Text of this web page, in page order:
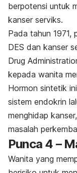
berpotensi untuk
kanser serviks.
Pada tahun 1971,
DES dan kanser
Drug
kepada wanita
Hormon sintetik
sistem endokrin
menghidap
masalah
Punca 4 –
Wanita yang